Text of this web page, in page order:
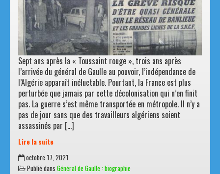
Sept ans après la « Toussaint rouge », trois ans après
l’arrivée du général de Gaulle au pouvoir, l’indépendance de
l’Algérie apparaît inéluctable. Pourtant, la France est plus
perturbée que jamais par cette décolonisation qui n’en finit
pas. La guerre s’est même transportée en métropole. Il n’y a
pas de jour sans que des travailleurs algériens soient
assassinés par […]
Lire la suite
17
octobre
octobre 17, 2021
Publié dans Général de Gaulle : biographie